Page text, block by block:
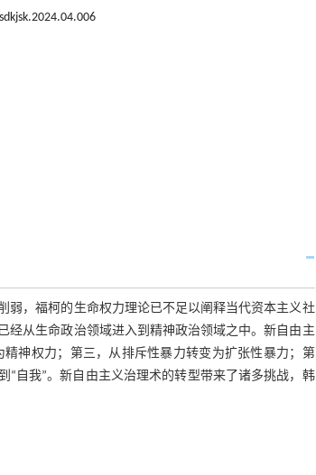
弱，福柯的生命权力理论已不足以阐释当代资本主义社
经从生命政治领域进入到精神政治领域之中。新自由主
神权力；第三，从排斥性暴力转变为扩张性暴力；第
“自我”。新自由主义治理术的转型带来了诸多挑战，韩